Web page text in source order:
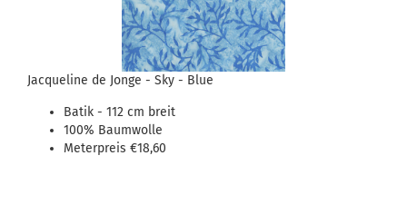
Jacqueline de Jonge - Sky - Blue
Batik - 112 cm breit
100% Baumwolle
Meterpreis €18,60